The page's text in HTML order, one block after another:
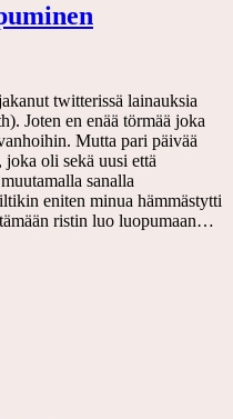
twitterissä lainauksia
Joten en enää törmää joka
Mutta pari päivää
oli sekä uusi että
sanalla
eniten minua hämmästytti
ristin luo luopumaan…